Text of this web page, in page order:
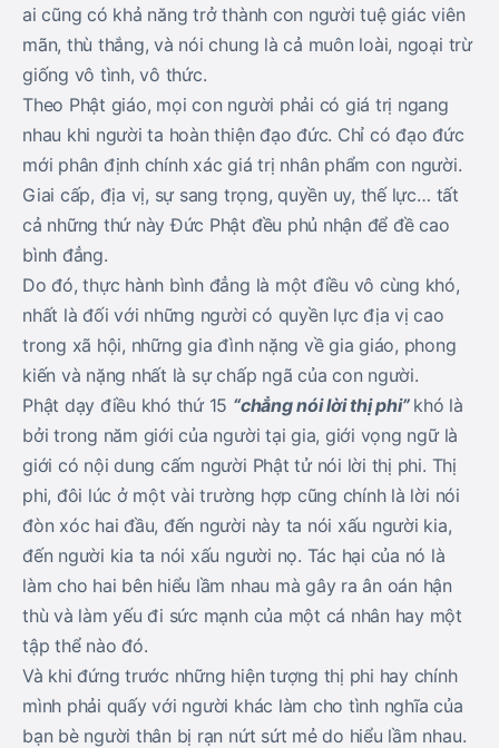
ai cũng có khả năng trở thành con người tuệ giác viên
mãn, thù thắng, và nói chung là cả muôn loài, ngoại trừ
giống vô tình, vô thức.
Theo Phật giáo, mọi con người phải có giá trị ngang
nhau khi người ta hoàn thiện đạo đức. Chỉ có đạo đức
mới phân định chính xác giá trị nhân phẩm con người.
Giai cấp, địa vị, sự sang trọng, quyền uy, thế lực… tất
cả những thứ này Đức Phật đều phủ nhận để đề cao
bình đẳng.
Do đó, thực hành bình đẳng là một điều vô cùng khó,
nhất là đối với những người có quyền lực địa vị cao
trong xã hội, những gia đình nặng về gia giáo, phong
kiến và nặng nhất là sự chấp ngã của con người.
Phật dạy điều khó thứ 15 “chẳng nói lời thị phi” khó là
bởi trong năm giới của người tại gia, giới vọng ngữ là
giới có nội dung cấm người Phật tử nói lời thị phi. Thị
phi, đôi lúc ở một vài trường hợp cũng chính là lời nói
đòn xóc hai đầu, đến người này ta nói xấu người kia,
đến người kia ta nói xấu người nọ. Tác hại của nó là
làm cho hai bên hiểu lầm nhau mà gây ra ân oán hận
thù và làm yếu đi sức mạnh của một cá nhân hay một
tập thể nào đó.
Và khi đứng trước những hiện tượng thị phi hay chính
mình phải quấy với người khác làm cho tình nghĩa của
bạn bè người thân bị rạn nứt sứt mẻ do hiểu lầm nhau.